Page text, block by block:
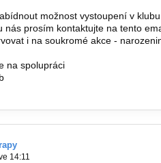
možnost vystoupení v klubu
nás prosím kontaktujte na tento
i na soukromé akce -
na spolupráci
14:11